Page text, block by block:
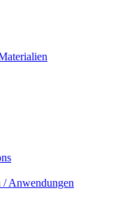
/ Anwendungen